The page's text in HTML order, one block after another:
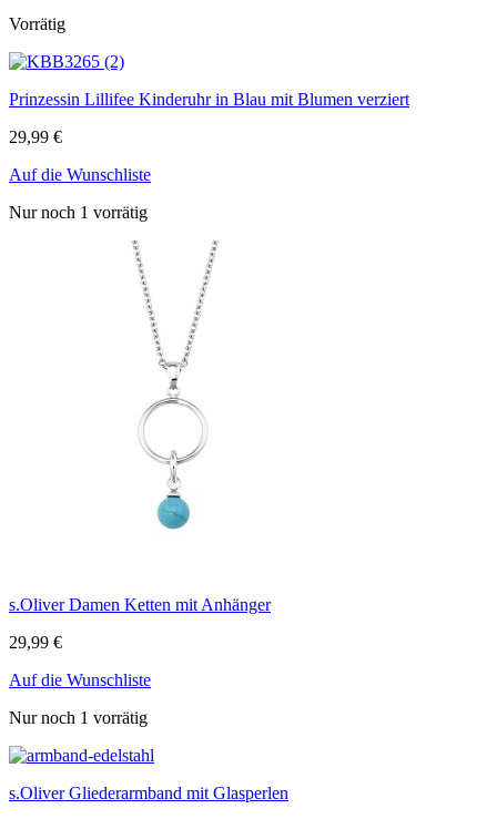
Vorrätig
Prinzessin Lillifee Kinderuhr in Blau mit Blumen verziert
29,99 €
Auf die Wunschliste
Nur noch 1 vorrätig
s.Oliver Damen Ketten mit Anhänger
29,99 €
Auf die Wunschliste
Nur noch 1 vorrätig
s.Oliver Gliederarmband mit Glasperlen